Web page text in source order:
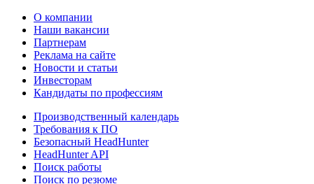
О компании
Наши вакансии
Партнерам
Реклама на сайте
Новости и статьи
Инвесторам
Кандидаты по профессиям
Производственный календарь
Требования к ПО
Безопасный HeadHunter
HeadHunter API
Поиск работы
Поиск по резюме